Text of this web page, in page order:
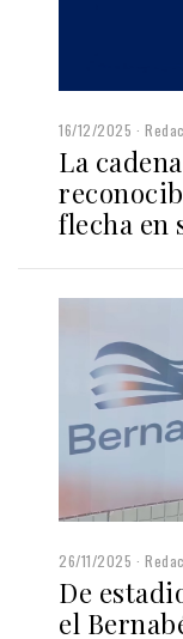
16/12/2025
La
flecha en
26/11/2025
De
el